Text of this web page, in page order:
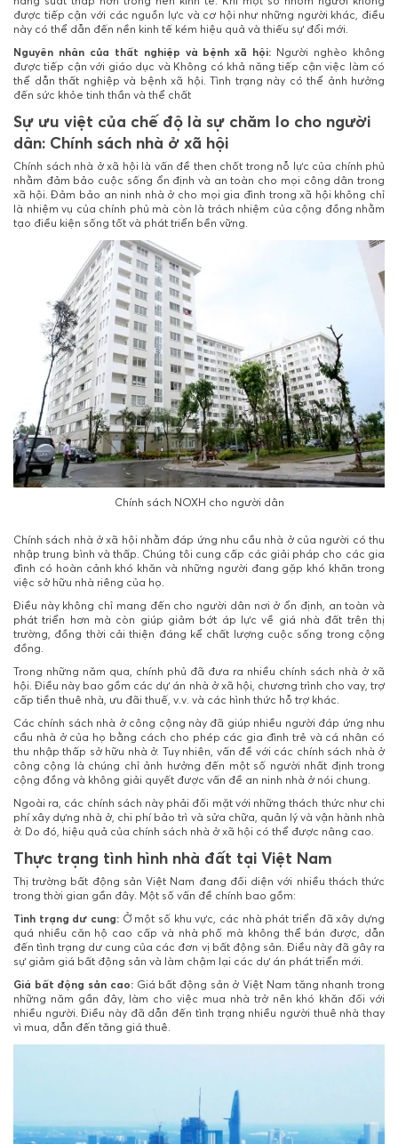
được tiếp cận với các nguồn lực và cơ hội như những người khác, điều
này có thể dẫn đến nền kinh tế kém hiệu quả và thiếu sự đổi mới.
Nguyên nhân của thất nghiệp và bệnh xã hội:
Người nghèo không
được tiếp cận với giáo dục và Không có khả năng tiếp cận việc làm có
thể dẫn thất nghiệp và bệnh xã hội. Tình trạng này có thể ảnh hưởng
đến sức khỏe tinh thần và thể chất
Sự ưu việt của chế độ là sự chăm lo cho người
dân: Chính sách nhà ở xã hội
Chính sách nhà ở xã hội là vấn đề then chốt trong nỗ lực của chính phủ
nhằm đảm bảo cuộc sống ổn định và an toàn cho mọi công dân trong
xã hội. Đảm bảo an ninh nhà ở cho mọi gia đình trong xã hội không chỉ
là nhiệm vụ của chính phủ mà còn là trách nhiệm của cộng đồng nhằm
tạo điều kiện sống tốt và phát triển bền vững.
Chính sách NOXH cho người dân
Chính sách nhà ở xã hội nhằm đáp ứng nhu cầu nhà ở của người có thu
nhập trung bình và thấp. Chúng tôi cung cấp các giải pháp cho các gia
đình có hoàn cảnh khó khăn và những người đang gặp khó khăn trong
việc sở hữu nhà riêng của họ.
Điều này không chỉ mang đến cho người dân nơi ở ổn định, an toàn và
phát triển hơn mà còn giúp giảm bớt áp lực về giá nhà đất trên thị
trường, đồng thời cải thiện đáng kể chất lượng cuộc sống trong cộng
đồng.
Trong những năm qua, chính phủ đã đưa ra nhiều chính sách nhà ở xã
hội. Điều này bao gồm các dự án nhà ở xã hội, chương trình cho vay, trợ
cấp tiền thuê nhà, ưu đãi thuế, v.v. và các hình thức hỗ trợ khác.
Các chính sách nhà ở công cộng này đã giúp nhiều người đáp ứng nhu
cầu nhà ở của họ bằng cách cho phép các gia đình trẻ và cá nhân có
thu nhập thấp sở hữu nhà ở. Tuy nhiên, vấn đề với các chính sách nhà ở
công cộng là chúng chỉ ảnh hưởng đến một số người nhất định trong
cộng đồng và không giải quyết được vấn đề an ninh nhà ở nói chung.
Ngoài ra, các chính sách này phải đối mặt với những thách thức như chi
phí xây dựng nhà ở, chi phí bảo trì và sửa chữa, quản lý và vận hành nhà
ở. Do đó, hiệu quả của chính sách nhà ở xã hội có thể được nâng cao.
Thực trạng tình hình nhà đất tại Việt Nam
Thị trường bất động sản Việt Nam đang đối diện với nhiều thách thức
trong thời gian gần đây. Một số vấn đề chính bao gồm:
Tình trạng dư cung: Ở một số khu vực, các nhà phát triển đã xây dựng
quá nhiều căn hộ cao cấp và nhà phố mà không thể bán được, dẫn
đến tình trạng dư cung của các đơn vị bất động sản. Điều này đã gây ra
sự giảm giá bất động sản và làm chậm lại các dự án phát triển mới.
Giá bất động sản cao:Giá bất động sản ở Việt Nam tăng nhanh trong
những năm gần đây, làm cho việc mua nhà trở nên khó khăn đối với
nhiều người. Điều này đã dẫn đến tình trạng nhiều người thuê nhà thay
vì mua, dẫn đến tăng giá thuê.